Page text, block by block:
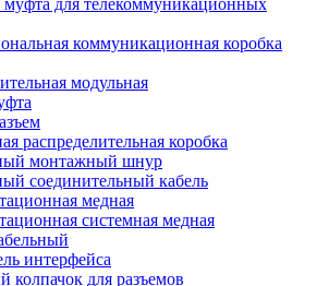
муфта для телекоммуникационных
коммуникационная коробка
модульная
распределительная коробка
монтажный шнур
соединительный кабель
медная
системная медная
интерфейса
для разъемов